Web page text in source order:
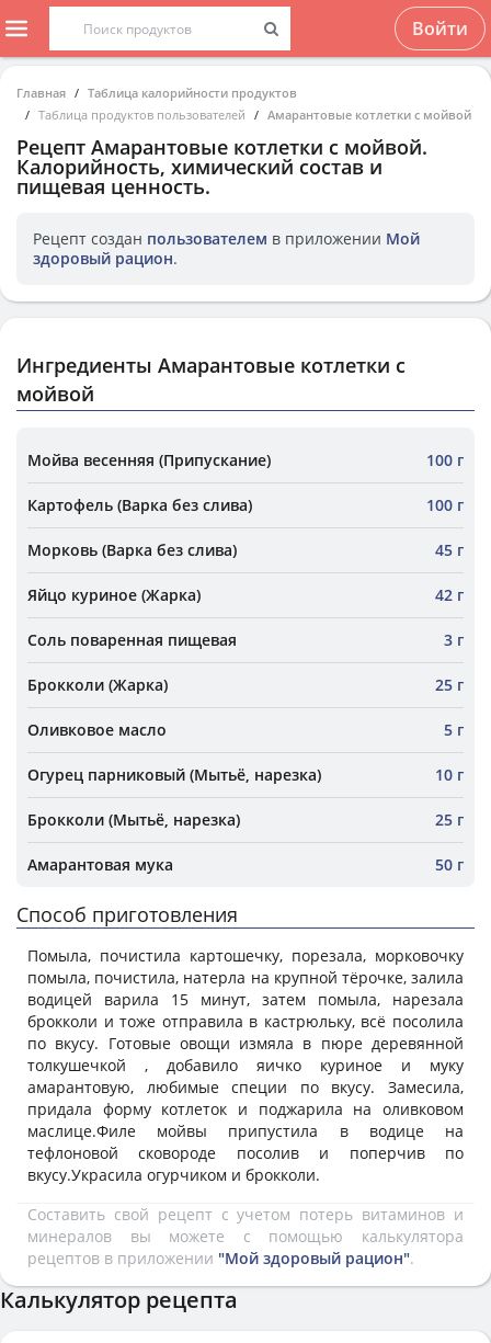
Войти
Главная
Таблица калорийности продуктов
Таблица продуктов пользователей
Амарантовые котлетки с мойвой
Рецепт Амарантовые котлетки с мойвой.
Калорийность, химический состав и
пищевая ценность.
Рецепт создан пользователем в приложении Мой
здоровый рацион.
Ингредиенты Амарантовые котлетки с
мойвой
Мойва весенняя (Припускание) 100 г
Картофель (Варка без слива) 100 г
Морковь (Варка без слива) 45 г
Яйцо куриное (Жарка) 42 г
Соль поваренная пищевая 3 г
Брокколи (Жарка) 25 г
Оливковое масло 5 г
Огурец парниковый (Мытьё, нарезка) 10 г
Брокколи (Мытьё, нарезка) 25 г
Амарантовая мука 50 г
Способ приготовления
Помыла, почистила картошечку, порезала, морковочку
помыла, почистила, натерла на крупной тёрочке, залила
водицей варила 15 минут, затем помыла, нарезала
брокколи и тоже отправила в кастрюльку, всё посолила
по вкусу. Готовые овощи измяла в пюре деревянной
толкушечкой , добавило яичко куриное и муку
амарантовую, любимые специи по вкусу. Замесила,
придала форму котлеток и поджарила на оливковом
маслице.Филе мойвы припустила в водице на
тефлоновой сковороде посолив и поперчив по
вкусу.Украсила огурчиком и брокколи.
Составить свой рецепт с учетом потерь витаминов и
минералов вы можете с помощью калькулятора
рецептов в приложении "Мой здоровый рацион".
Калькулятор рецепта